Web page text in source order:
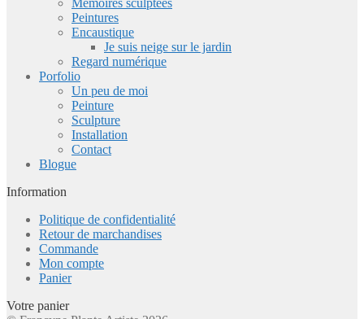
Peintures
Encaustique
Je suis neige sur le jardin
Regard numérique
Porfolio
Un peu de moi
Peinture
Sculpture
Installation
Contact
Blogue
Information
Politique de confidentialité
Retour de marchandises
Commande
Mon compte
Panier
Votre panier